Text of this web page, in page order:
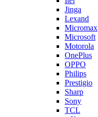
Jinga
Lexand
Micromax
Microsoft
Motorola
OnePlus
OPPO
Philips
Prestigio
Sharp
Sony
TCL